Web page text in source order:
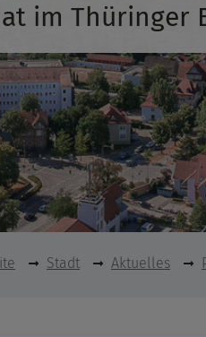
im Thüringer
Stadt Aktuelles